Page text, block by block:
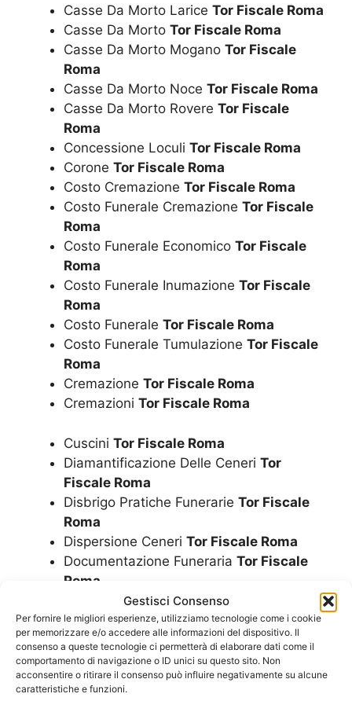
Gestisci Consenso
Per fornire le migliori esperienze, utilizziamo tecnologie come i cookie
per memorizzare e/o accedere alle informazioni del dispositivo. Il
consenso a queste tecnologie ci permetterà di elaborare dati come il
comportamento di navigazione o ID unici su questo sito. Non
acconsentire o ritirare il consenso può influire negativamente su alcune
caratteristiche e funzioni.
Casse Da Morto Larice Tor Fiscale Roma
Casse Da Morto Tor Fiscale Roma
Casse Da Morto Mogano Tor Fiscale
Roma
Casse Da Morto Noce Tor Fiscale Roma
Casse Da Morto Rovere Tor Fiscale
Roma
Concessione Loculi Tor Fiscale Roma
Corone Tor Fiscale Roma
Costo Cremazione Tor Fiscale Roma
Costo Funerale Cremazione Tor Fiscale
Roma
Costo Funerale Economico Tor Fiscale
Roma
Costo Funerale Inumazione Tor Fiscale
Roma
Costo Funerale Tor Fiscale Roma
Costo Funerale Tumulazione Tor Fiscale
Roma
Cremazione Tor Fiscale Roma
Cremazioni Tor Fiscale Roma
Cuscini Tor Fiscale Roma
Diamantificazione Delle Ceneri Tor
Fiscale Roma
Disbrigo Pratiche Funerarie Tor Fiscale
Roma
Dispersione Ceneri Tor Fiscale Roma
Documentazione Funeraria Tor Fiscale
Roma
EstumulazioneTor Fiscale Roma
Esumazione Convenzionata Con Il
ComuneTor Fiscale Roma
Esumazione SalmaTor Fiscale Roma
Finanziamento Per Funerale A RateTor